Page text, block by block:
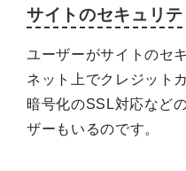
サイトのセキュリ
ユーザーがサイトのセ
ネット上でクレジット
暗号化のSSL対応など
ザーもいるのです。